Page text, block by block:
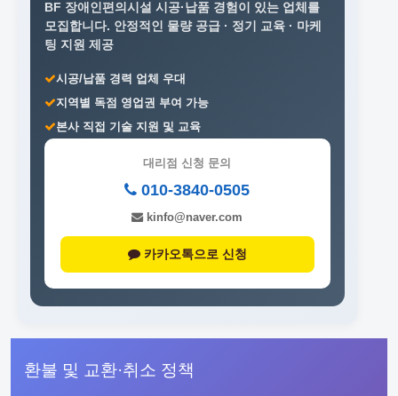
BF 장애인편의시설 시공·납품 경험이 있는 업체를
모집합니다. 안정적인 물량 공급 · 정기 교육 · 마케
팅 지원 제공
시공/납품 경력 업체 우대
지역별 독점 영업권 부여 가능
본사 직접 기술 지원 및 교육
대리점 신청 문의
010-3840-0505
kinfo@naver.com
카카오톡으로 신청
환불 및 교환·취소 정책